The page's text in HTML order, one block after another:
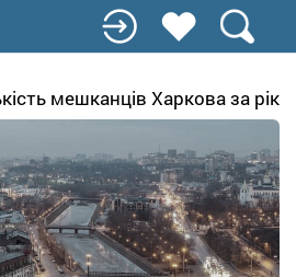
мешканців Харкова за рік